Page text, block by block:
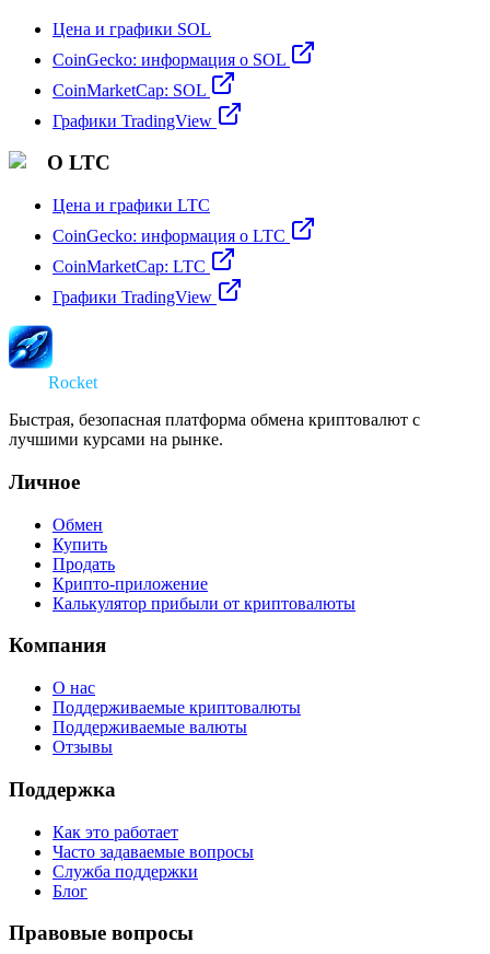
Цена и графики SOL
CoinGecko: информация о SOL
CoinMarketCap: SOL
Графики TradingView
О LTC
Цена и графики LTC
CoinGecko: информация о LTC
CoinMarketCap: LTC
Графики TradingView
Rocket
Быстрая, безопасная платформа обмена криптовалют с
лучшими курсами на рынке.
Личное
Обмен
Купить
Продать
Крипто-приложение
Калькулятор прибыли от криптовалюты
Компания
О нас
Поддерживаемые криптовалюты
Поддерживаемые валюты
Отзывы
Поддержка
Как это работает
Часто задаваемые вопросы
Служба поддержки
Блог
Правовые вопросы